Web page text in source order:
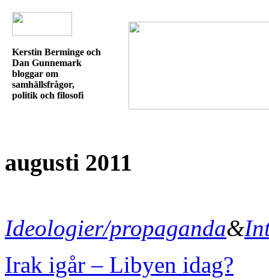
Kerstin Berminge och
Dan Gunnemark
bloggar om
samhällsfrågor,
politik och filosofi
augusti 2011
Ideologier/propaganda&
Irak igår – Libyen idag?